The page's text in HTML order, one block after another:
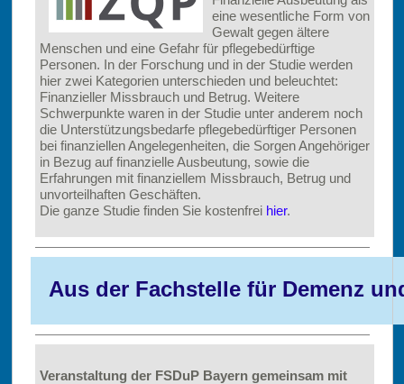
eine wesentliche Form von
Gewalt gegen ältere
Menschen und eine Gefahr für pflegebedürftige
Personen. In der Forschung und in der Studie werden
hier zwei Kategorien unterschieden und beleuchtet:
Finanzieller Missbrauch und Betrug. Weitere
Schwerpunkte waren in der Studie unter anderem noch
die Unterstützungsbedarfe pflegebedürftiger Personen
bei finanziellen Angelegenheiten, die Sorgen Angehöriger
in Bezug auf finanzielle Ausbeutung, sowie die
Erfahrungen mit finanziellem Missbrauch, Betrug und
unvorteilhaften Geschäften.
Die ganze Studie finden Sie kostenfrei hier.
Aus der Fachstelle für Demenz
Veranstaltung der FSDuP Bayern gemeinsam mit